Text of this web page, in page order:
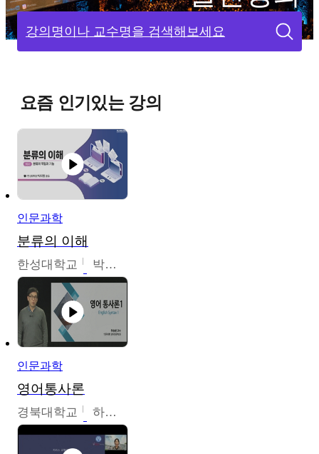
강의명이나 교수명을 검색해보세요
요즘 인기있는 강의
인문과학
분류의 이해
한성대학교 박지영,이혜원,최인경
인문과학
영어통사론
경북대학교 하승완